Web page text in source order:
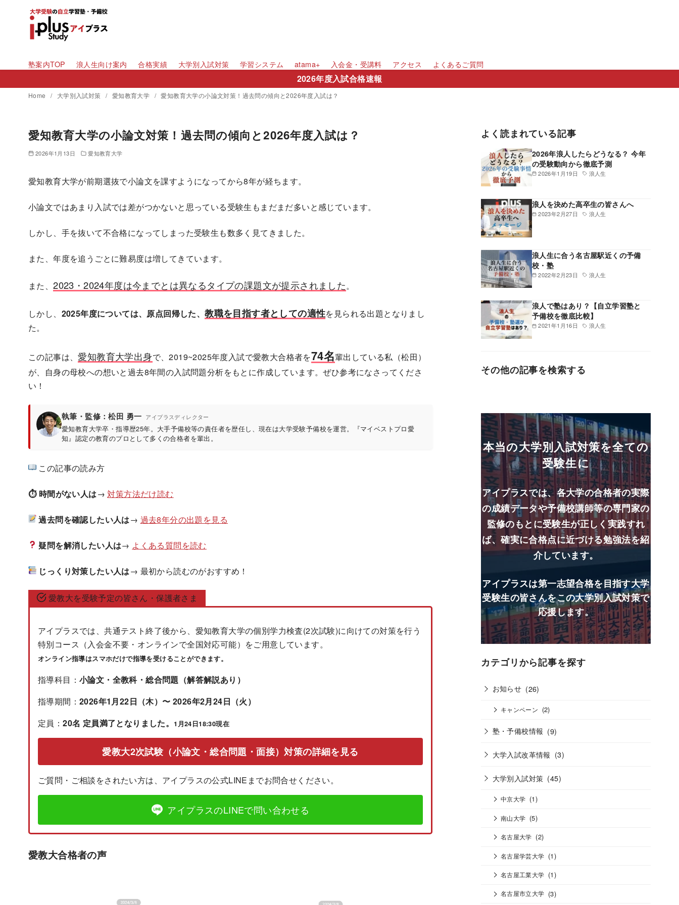
移
塾案内TOP 浪人生向け案内 合格実績 大学別入試対策 学習システム atama+ 入会金・受講料 アクセス よくあるご質問
2026年度入試合格速報
Home 大学別入試対策 愛知教育大学 愛知教育大学の小論文対策！過去問の傾向と2026年度入試は？
愛知教育大学の小論文対策！過去問の傾向と2026年度入試は？
2026年1月13日 愛知教育大学
愛知教育大学が前期選抜で小論文を課すようになってから8年が経ちます。
小論文ではあまり入試では差がつかないと思っている受験生もまだまだ多いと感じています。
しかし、手を抜いて不合格になってしまった受験生も数多く見てきました。
また、年度を追うごとに難易度は増してきています。
また、2023・2024年度は今までとは異なるタイプの課題文が提示されました。
しかし、 2025年度については、原点回帰した、教職を目指す者としての適性を見られる出題となりまし
た。
この記事は、愛知教育大学出身で、2019~2025年度入試で愛教大合格者を74名輩出している私（松田）
が、自身の母校への想いと過去8年間の入試問題分析をもとに作成しています。ぜひ参考になさってくださ
い！
執筆・監修：松田 勇一 アイプラスディレクター
愛知教育大学卒・指導歴25年。大手予備校等の責任者を歴任し、現在は大学受験予備校を運営。『マイベストプロ愛
知』認定の教育のプロとして多くの合格者を輩出。
この記事の読み方
⏱ 時間がない人は→ 対策方法だけ読む
過去問を確認したい人は→ 過去8年分の出題を見る
疑問を解消したい人は→ よくある質問を読む
じっくり対策したい人は→ 最初から読むのがおすすめ！
愛教大を受験予定の皆さん・保護者さま
アイプラスでは、共通テスト終了後から、愛知教育大学の個別学力検査(2次試験)に向けての対策を行う
特別コース（入会金不要・オンラインで全国対応可能）をご用意しています。
オンライン指導はスマホだけで指導を受けることができます。
指導科目： 小論文・全教科・総合問題（解答解説あり）
指導期間： 2026年1月22日（木）〜 2026年2月24日（火）
定員：20名 定員満了となりました。1月24日18:30現在
愛教大2次試験（小論文・総合問題・面接）対策の詳細を見る
ご質問・ご相談をされたい方は、アイプラスの公式LINEまでお問合せください。
アイプラスのLINEで問い合わせる
愛教大合格者の声
よく読まれている記事
2026年1月19日 浪人生
2026年浪人したらどうなる？ 今年
の受験動向から徹底予測
2023年2月27日 浪人生
浪人を決めた高卒生の皆さんへ
2022年2月23日 浪人生
浪人生に合う名古屋駅近くの予備
校・塾
2021年1月16日 浪人生
浪人で塾はあり？【自立学習塾と
予備校を徹底比較】
その他の記事を検索する
本当の大学別入試対策を全ての
受験生に
アイプラスでは、各大学の合格者の実際
の成績データや予備校講師等の専門家の
監修のもとに受験生が正しく実践すれ
ば、確実に合格点に近づける勉強法を紹
介しています。
アイプラスは第一志望合格を目指す大学
受験生の皆さんをこの大学別入試対策で
応援します。
カテゴリから記事を探す
お知らせ (26)
キャンペーン (2)
塾・予備校情報 (9)
大学入試改革情報 (3)
大学別入試対策 (45)
中京大学 (1)
南山大学 (5)
名古屋大学 (2)
名古屋学芸大学 (1)
名古屋工業大学 (1)
名古屋市立大学 (3)